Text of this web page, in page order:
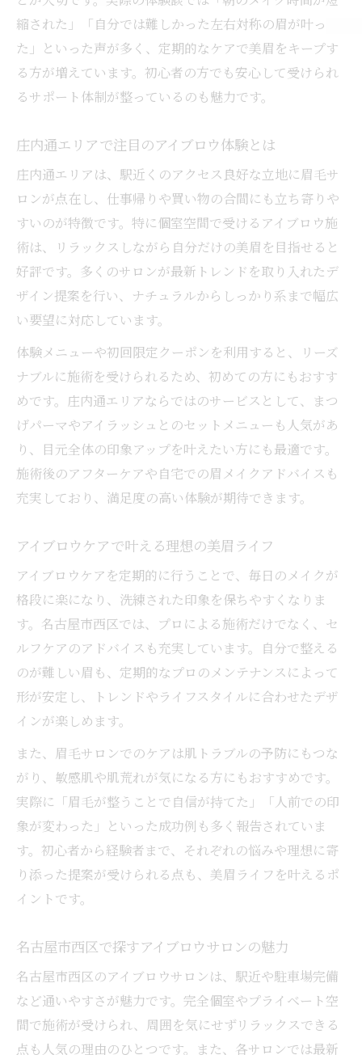
縮された」「自分では難しかった左右対称の眉が叶っ
た」といった声が多く、定期的なケアで美眉をキープす
る方が増えています。初心者の方でも安心して受けられ
るサポート体制が整っているのも魅力です。
庄内通エリアで注目のアイブロウ体験とは
庄内通エリアは、駅近くのアクセス良好な立地に眉毛サ
ロンが点在し、仕事帰りや買い物の合間にも立ち寄りや
すいのが特徴です。特に個室空間で受けるアイブロウ施
術は、リラックスしながら自分だけの美眉を目指せると
好評です。多くのサロンが最新トレンドを取り入れたデ
ザイン提案を行い、ナチュラルからしっかり系まで幅広
い要望に対応しています。
体験メニューや初回限定クーポンを利用すると、リーズ
ナブルに施術を受けられるため、初めての方にもおすす
めです。庄内通エリアならではのサービスとして、まつ
げパーマやアイラッシュとのセットメニューも人気があ
り、目元全体の印象アップを叶えたい方にも最適です。
施術後のアフターケアや自宅での眉メイクアドバイスも
充実しており、満足度の高い体験が期待できます。
アイブロウケアで叶える理想の美眉ライフ
アイブロウケアを定期的に行うことで、毎日のメイクが
格段に楽になり、洗練された印象を保ちやすくなりま
す。名古屋市西区では、プロによる施術だけでなく、セ
ルフケアのアドバイスも充実しています。自分で整える
のが難しい眉も、定期的なプロのメンテナンスによって
形が安定し、トレンドやライフスタイルに合わせたデザ
インが楽しめます。
また、眉毛サロンでのケアは肌トラブルの予防にもつな
がり、敏感肌や肌荒れが気になる方にもおすすめです。
実際に「眉毛が整うことで自信が持てた」「人前での印
象が変わった」といった成功例も多く報告されていま
す。初心者から経験者まで、それぞれの悩みや理想に寄
り添った提案が受けられる点も、美眉ライフを叶えるポ
イントです。
名古屋市西区で探すアイブロウサロンの魅力
名古屋市西区のアイブロウサロンは、駅近や駐車場完備
など通いやすさが魅力です。完全個室やプライベート空
間で施術が受けられ、周囲を気にせずリラックスできる
点も人気の理由のひとつです。また、各サロンでは最新